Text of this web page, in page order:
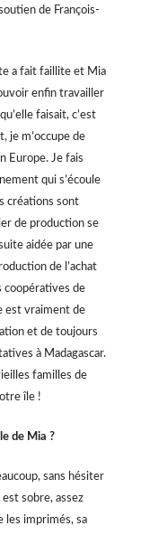
de François-
a fait faillite et Mia
enfin travailler
faisait, c’est
je m’occupe de
Europe. Je fais
qui s’écoule
créations sont
de production se
aidée par une
de l’achat
coopératives de
est vraiment de
et de toujours
à Madagascar.
familles de
île !
de Mia ?
sans hésiter
sobre, assez
les imprimés, sa